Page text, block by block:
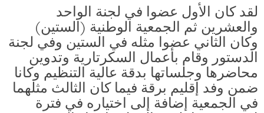
لقد كان الأول عضوا في لجنة الواحد
والعشرين ثم الجمعية الوطنية (الستين)
وكان الثاني عضوا مثله في الستين وفي لجنة
الدستور وقام بأعمال السكرتارية وتدوين
محاضرها وجلساتها بدقة عالية التنظيم وكانا
ضمن وفد إقليم برقة فيما كان الثالث مثلهما
في الجمعية إضافة إلى اختياره في فترة